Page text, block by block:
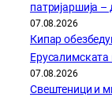
патријаршија
07.08.2026
Кипар
Ерусалимската
07.08.2026
Свештеници и